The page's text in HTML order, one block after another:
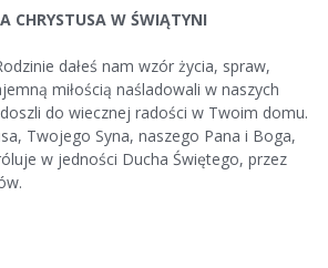
CHRYSTUSA W ŚWIĄTYNI
dałeś nam wzór życia, spraw,
miłością naśladowali w naszych
do wiecznej radości w Twoim domu.
Twojego Syna, naszego Pana i Boga,
w jedności Ducha Świętego, przez